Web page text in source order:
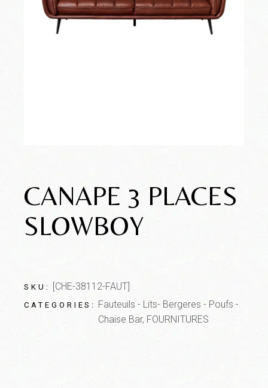
CANAPE 3 PLACES
SLOWBOY
SKU: [CHE-38112-FAUT]
CATEGORIES: Fauteuils - Lits- Bergeres - Poufs -
Chaise Bar, FOURNITURES